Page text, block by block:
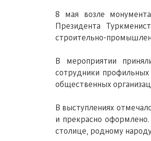
8 мая возле
Президента
строительно-
В мероприятии
сотрудники
общественных
В выступлениях
и прекрасно
столице, родному